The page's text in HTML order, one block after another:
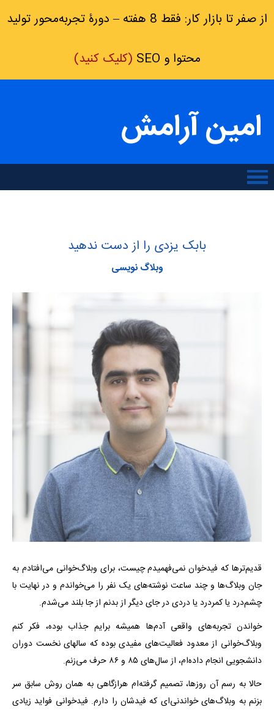
از صفر تا بازار کار: فقط 8 هفته – دورۀ تجربه‌محور تولید
محتوا و SEO (کلیک کنید)
امین آرامش
بابک یزدی را از دست ندهید
وبلاگ نویسی
قدیم‌ترها که فیدخوان نمی‌فهمیدم چیست، برای وبلاگ‌خوانی می‌افتادم به
جان وبلاگ‌ها و چند ساعت نوشته‌های یک نفر را می‌خواندم و در نهایت با
چشم‌درد یا کمردرد یا دردی در جای دیگر از بدنم از جا بلند می‌شدم.
خواندن تجربه‌های واقعی آدم‌ها همیشه برایم جذاب بوده، فکر کنم
وبلاگ‌خوانی از معدود فعالیت‌های مفیدی بوده که سالهای نخست دوران
دانشجویی انجام داده‌ام، از سال‌های ۸۵ و ۸۶ حرف می‌زنم.
حالا به رسم آن روزها، تصمیم گرفته‌ام هرازگاهی به همان روش سابق سر
بزنم به وبلاگ‌های خواندنی‌ای که فیدشان را دارم. فیدخوانی فواید زیادی